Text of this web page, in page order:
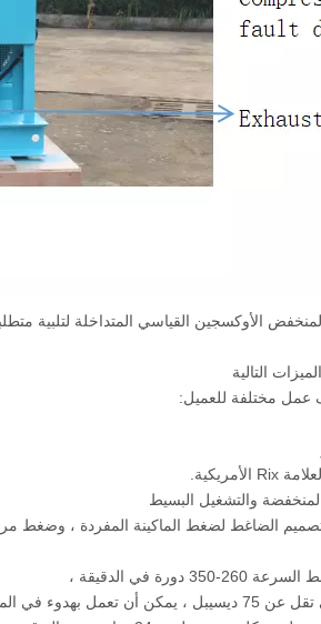
الأوكسجين القياسي المتداخلة لتلبية
التالية
عمل مختلفة للعميل:
تصميم الضاغط لضغط الماكينة المفردة ،